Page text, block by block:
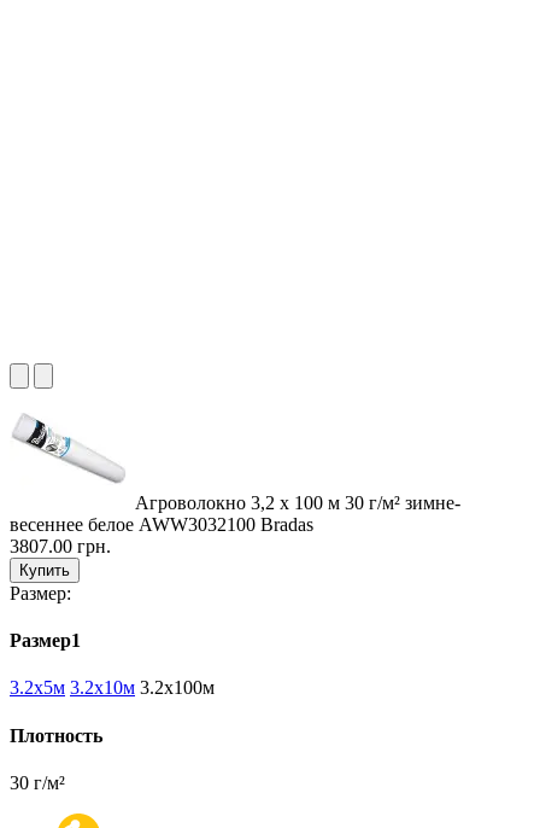
Агроволокно 3,2 х 100 м 30 г/м² зимне-
весеннее белое AWW3032100 Bradas
3807.00 грн.
Купить
Размер:
Размер1
3.2х5м 3.2х10м 3.2х100м
Плотность
30 г/м²